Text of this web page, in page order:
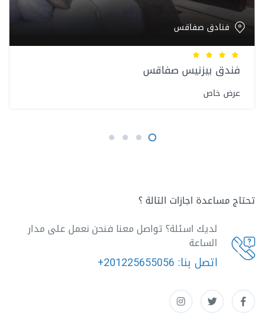
فنادق صفاقس
فندق بيزنيس صفاقس
عرض خاص
تحتاج مساعدة اجازات التالة ؟
لديك اسئلة؟ تواصل معنا فنحن نعمل على مدار
الساعة
اتصل بنا: +201225655056